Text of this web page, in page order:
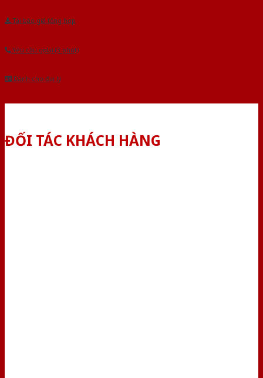
Tải báo giá tổng hợp
Yêu cầu gọi lại (3 phút)
Dành cho đại lý
ĐỐI TÁC KHÁCH HÀNG